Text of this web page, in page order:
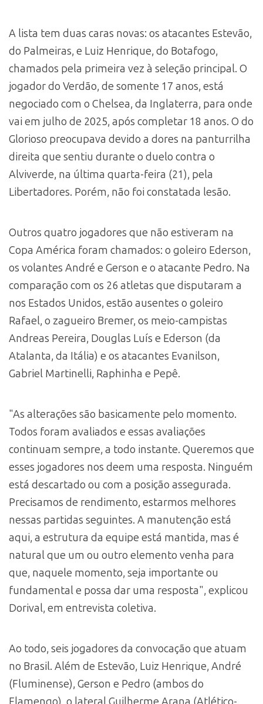
A lista tem duas caras novas: os atacantes Estevão,
do Palmeiras, e Luiz Henrique, do Botafogo,
chamados pela primeira vez à seleção principal. O
jogador do Verdão, de somente 17 anos, está
negociado com o Chelsea, da Inglaterra, para onde
vai em julho de 2025, após completar 18 anos. O do
Glorioso preocupava devido a dores na panturrilha
direita que sentiu durante o duelo contra o
Alviverde, na última quarta-feira (21), pela
Libertadores. Porém, não foi constatada lesão.
Outros quatro jogadores que não estiveram na
Copa América foram chamados: o goleiro Ederson,
os volantes André e Gerson e o atacante Pedro. Na
comparação com os 26 atletas que disputaram a
nos Estados Unidos, estão ausentes o goleiro
Rafael, o zagueiro Bremer, os meio-campistas
Andreas Pereira, Douglas Luís e Ederson (da
Atalanta, da Itália) e os atacantes Evanilson,
Gabriel Martinelli, Raphinha e Pepê.
"As alterações são basicamente pelo momento.
Todos foram avaliados e essas avaliações
continuam sempre, a todo instante. Queremos que
esses jogadores nos deem uma resposta. Ninguém
está descartado ou com a posição assegurada.
Precisamos de rendimento, estarmos melhores
nessas partidas seguintes. A manutenção está
aqui, a estrutura da equipe está mantida, mas é
natural que um ou outro elemento venha para
que, naquele momento, seja importante ou
fundamental e possa dar uma resposta", explicou
Dorival, em entrevista coletiva.
Ao todo, seis jogadores da convocação que atuam
no Brasil. Além de Estevão, Luiz Henrique, André
(Fluminense), Gerson e Pedro (ambos do